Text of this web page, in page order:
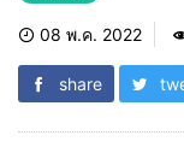
08 พ.ค. 2022
share